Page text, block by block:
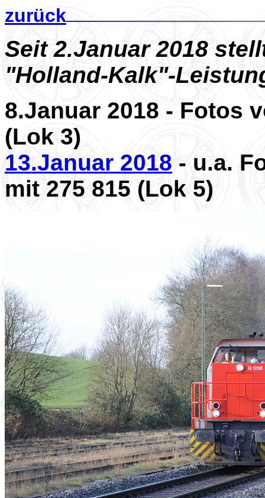
zurück
Seit 2.Januar 2018
"Holland-Kalk"-
8.Januar 2018 - Fotos
(Lok 3)
13.Januar 2018 - u.a.
mit 275 815 (Lok 5)